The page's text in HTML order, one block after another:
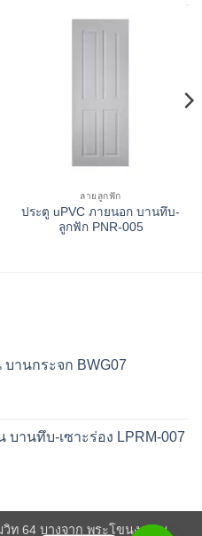
ลายลูกฟัก
ประตู uPVC ภายนอก บานทึบ-
ลูกฟัก PNR-005
านกระจก BWG07
บานทึบ-เซาะร่อง LPRM-007
ท 64 บางจาก พระโขนง กทม.